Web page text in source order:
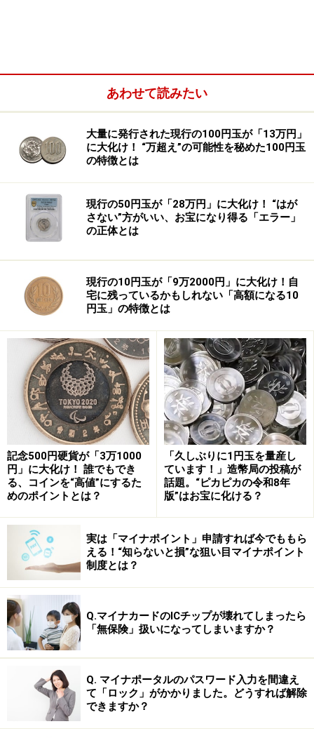
一方で、医学的な場面で「ショック」という言葉が使わ
れるときは、意味が異なります。病院などで「ショック
状態」という場合、漠然とした衝撃や打撃ではなく、血
液循環が不十分になり、さまざまな臓器が酸素不足に陥
っている危険な状態を指します。
医学的な「ショック状態」の原因と危険性
医学的ショックが起こる原因は、具体的には、低血圧、
急性心不全、外傷による大量出血、敗血症などの重い感
染症などです。
ショック状態になると血液が全身に十分行き渡らなくな
るため、放置すれば死亡リスクがある危険な状態です。
「ショックの5P」とは……顔面蒼白・虚
脱・冷汗・無脈・呼吸不全
症状をまとめて「ショックの5P」と呼ぶこともありま
顔面蒼白（pallor）
あわせて読みたい
大量に発行された現行の100円玉が「13万円」
に大化け！ “万超え”の可能性を秘めた100円玉
の特徴とは
現行の50円玉が「28万円」に大化け！ “はが
さない”方がいい、お宝になり得る「エラー」
の正体とは
現行の10円玉が「9万2000円」に大化け！自
宅に残っているかもしれない「高額になる10
円玉」の特徴とは
記念500円硬貨が「3万1000
円」に大化け！ 誰でもでき
る、コインを“高値”にするた
めのポイントとは？
「久しぶりに1円玉を量産し
ています！」造幣局の投稿が
話題。“ピカピカの令和8年
版”はお宝に化ける？
実は「マイナポイント」申請すれば今でももら
える！“知らないと損”な狙い目マイナポイント
制度とは？
Q.マイナカードのICチップが壊れてしまったら
「無保険」扱いになってしまいますか？
Q. マイナポータルのパスワード入力を間違え
て「ロック」がかかりました。どうすれば解除
できますか？